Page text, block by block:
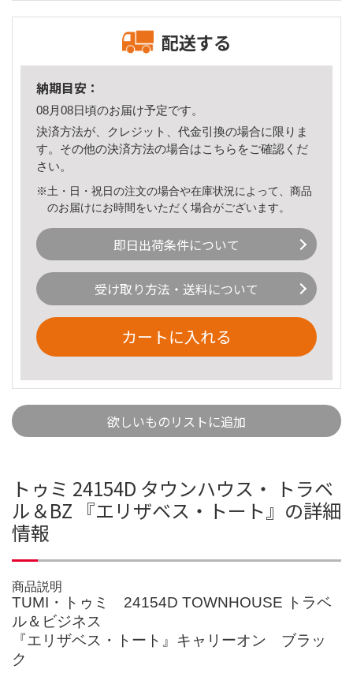
配送する
納期目安：
08月08日頃のお届け予定です。
決済方法が、クレジット、代金引換の場合に限りま
す。その他の決済方法の場合はこちら をご確認くだ
さい。
※土・日・祝日の注文の場合や在庫状況によって、商品
のお届けにお時間をいただく場合がございます。
即日出荷条件について
受け取り方法・送料について
カートに入れる
欲しいものリストに追加
トゥミ 24154D タウンハウス・ トラベ
ル＆BZ 『エリザベス・トート』の詳細
情報
商品説明
TUMI・トゥミ 24154D TOWNHOUSE トラベ
ル＆ビジネス
『エリザベス・トート』キャリーオン ブラッ
ク